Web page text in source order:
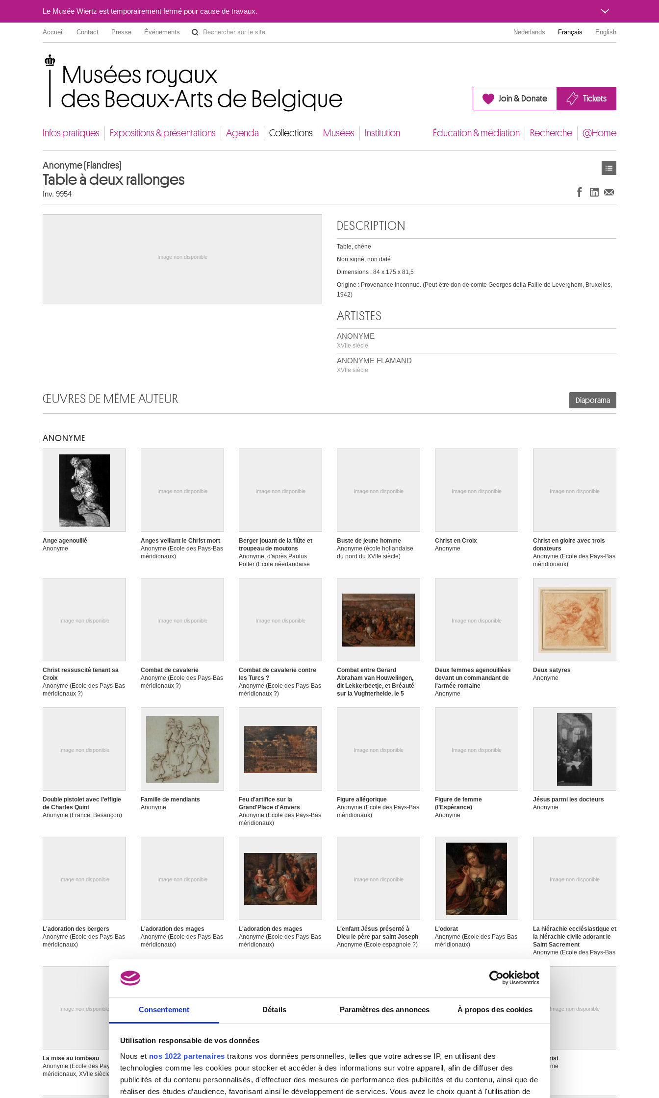
Consentement Détails Paramètres des annonces À propos des cookies
Utilisation responsable de vos données
Nous et nos 1022 partenaires traitons vos données personnelles, telles que votre adresse IP, en utilisant des
technologies comme les cookies pour stocker et accéder à des informations sur votre appareil, afin de diffuser des
publicités et du contenu personnalisés, d'effectuer des mesures de performance des publicités et du contenu, ainsi que de
réaliser des études d’audience, favorisant ainsi le développement de services. Vous avez le choix quant à l'utilisation de
Le Musée Wiertz est temporairement fermé pour cause de travaux.
Accueil Contact Presse Événements Nederlands Français English
Join & Donate Tickets
Infos pratiques Expositions & présentations Agenda Collections Musées Institution Éducation & médiation Recherche @Home
Anonyme (Flandres)
Table à deux rallonges
Inv. 9954
Image non disponible
DESCRIPTION
Table, chêne
Non signé, non daté
Dimensions : 84 x 175 x 81,5
Origine : Provenance inconnue. (Peut-être don de comte Georges della Faille de Leverghem, Bruxelles,
1942)
ARTISTES
ANONYME
XVIIe siècle
ANONYME FLAMAND
XVIIe siècle
ŒUVRES DE MÊME AUTEUR Diaporama
ANONYME
Ange agenouillé
Anonyme
Image non disponible
Anges veillant le Christ mort
Anonyme (Ecole des Pays-Bas
méridionaux)
Image non disponible
Berger jouant de la flûte et
troupeau de moutons
Anonyme, d'après Paulus
Potter (Ecole néerlandaise
Image non disponible
Buste de jeune homme
Anonyme (école hollandaise
du nord du XVIIe siècle)
Image non disponible
Christ en Croix
Anonyme
Image non disponible
Christ en gloire avec trois
donateurs
Anonyme (Ecole des Pays-Bas
méridionaux)
Image non disponible
Christ ressuscité tenant sa
Croix
Anonyme (Ecole des Pays-Bas
méridionaux ?)
Image non disponible
Combat de cavalerie
Anonyme (Ecole des Pays-Bas
méridionaux ?)
Image non disponible
Combat de cavalerie contre
les Turcs ?
Anonyme (Ecole des Pays-Bas
méridionaux ?)
Combat entre Gerard
Abraham van Houwelingen,
dit Lekkerbeetje, et Bréauté
sur la Vughterheide, le 5
Anonyme (Ecole des Pays-Bas
Image non disponible
Deux femmes agenouillées
devant un commandant de
l'armée romaine
Anonyme
Deux satyres
Anonyme
Image non disponible
Double pistolet avec l’effigie
de Charles Quint
Anonyme (France, Besançon)
Famille de mendiants
Anonyme
Feu d'artifice sur la
Grand'Place d'Anvers
Anonyme (Ecole des Pays-Bas
méridionaux)
Image non disponible
Figure allégorique
Anonyme (Ecole des Pays-Bas
méridionaux)
Image non disponible
Figure de femme
(l’Espérance)
Anonyme
Jésus parmi les docteurs
Anonyme
Image non disponible
L'adoration des bergers
Anonyme (Ecole des Pays-Bas
méridionaux)
Image non disponible
L'adoration des mages
Anonyme (Ecole des Pays-Bas
méridionaux)
L'adoration des mages
Anonyme (Ecole des Pays-Bas
méridionaux)
Image non disponible
L'enfant Jésus présenté à
Dieu le père par saint Joseph
Anonyme (Ecole espagnole ?)
L'odorat
Anonyme (Ecole des Pays-Bas
méridionaux)
Image non disponible
La hiérachie ecclésiastique et
la hiérachie civile adorant le
Saint Sacrement
Anonyme (Ecole des Pays-Bas
Image non disponible
La mise au tombeau
Anonyme (Ecole des Pays-Bas
méridionaux, XVIIe siècle)
La sainte Vierge comme
femme de l'Apocalypse
Anonyme
Image non disponible
La Vierge et l'Enfant entourés
d'angelots et de guirlandes de
Anonyme (Ecole des Pays-Bas
méridionaux seconde moitié
Image non disponible
Le bon pasteur
Anonyme
Le buveur
Anonyme (Ecole des Pays-Bas
Image non disponible
Le Christ
Anonyme